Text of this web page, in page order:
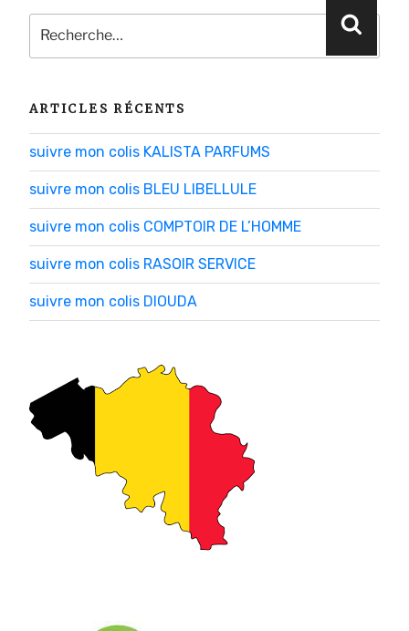
Recherche
pour
:
ARTICLES RÉCENTS
suivre mon colis KALISTA PARFUMS
suivre mon colis BLEU LIBELLULE
suivre mon colis COMPTOIR DE L’HOMME
suivre mon colis RASOIR SERVICE
suivre mon colis DIOUDA